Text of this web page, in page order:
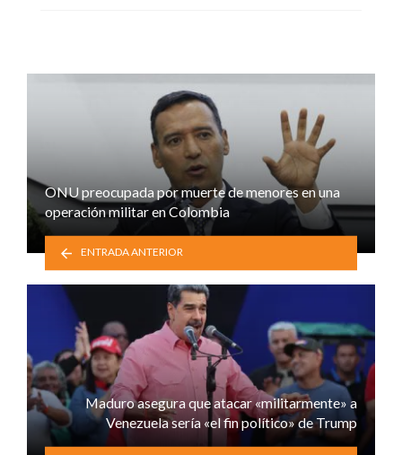
ONU preocupada por muerte de menores en una
operación militar en Colombia
ENTRADA ANTERIOR
Maduro asegura que atacar «militarmente» a
Venezuela sería «el fin político» de Trump